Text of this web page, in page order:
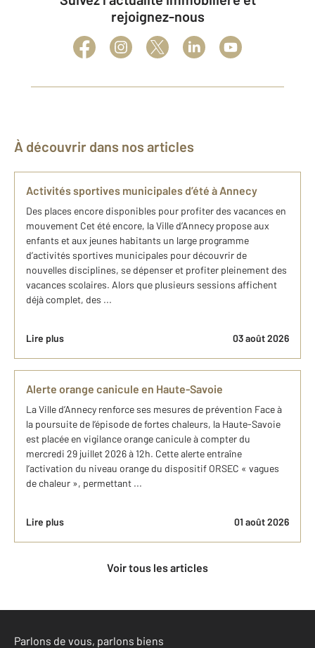
rejoignez-nous
À découvrir dans nos articles
Activités sportives municipales d’été à Annecy
Des places encore disponibles pour profiter des vacances en
mouvement Cet été encore, la Ville d’Annecy propose aux
enfants et aux jeunes habitants un large programme
d’activités sportives municipales pour découvrir de
nouvelles disciplines, se dépenser et profiter pleinement des
vacances scolaires. Alors que plusieurs sessions affichent
déjà complet, des ...
Lire plus 03 août 2026
Alerte orange canicule en Haute-Savoie
La Ville d’Annecy renforce ses mesures de prévention Face à
la poursuite de l’épisode de fortes chaleurs, la Haute-Savoie
est placée en vigilance orange canicule à compter du
mercredi 29 juillet 2026 à 12h. Cette alerte entraîne
l’activation du niveau orange du dispositif ORSEC « vagues
de chaleur », permettant ...
Lire plus 01 août 2026
Voir tous les articles
Parlons de vous, parlons biens